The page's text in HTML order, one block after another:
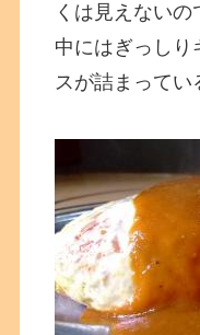
くは見えない
中にはぎっしり
スが詰まってい